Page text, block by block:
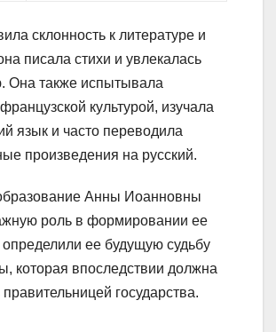
склонность к литературе и
писала стихи и увлекалась
Она также испытывала
культурой, изучала
язык и часто переводила
произведения на русский.
Анны Иоанновны
роль в формировании ее
определили ее будущую судьбу
которая впоследствии должна
государства.